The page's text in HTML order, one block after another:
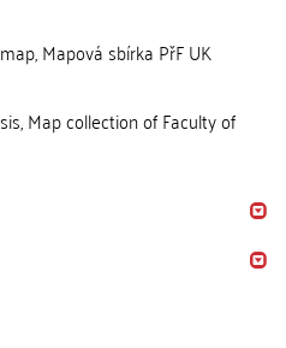
Mapová sbírka PřF UK
Map collection of Faculty of